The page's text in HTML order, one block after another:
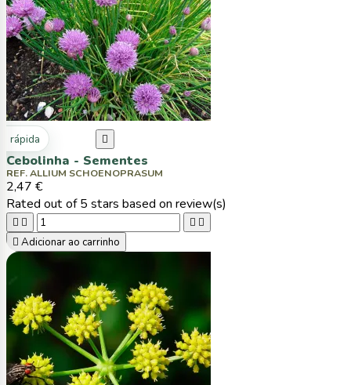
rápida 
Cebolinha - Sementes
REF. ALLIUM SCHOENOPRASUM
2,47 €
Rated out of 5 stars based on review(s)
   
 Adicionar ao carrinho